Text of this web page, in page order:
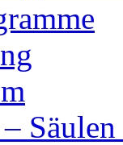
Säulen